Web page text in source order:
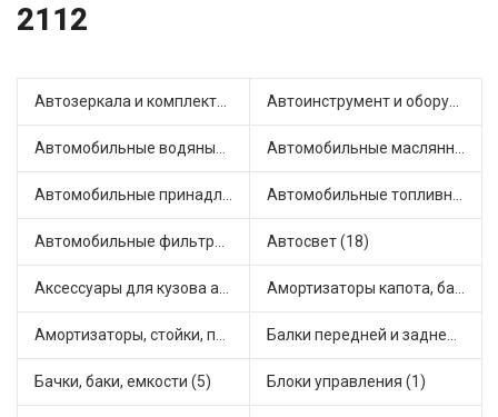
2112
Автозеркала и комплектующие (4) Автоинструмент и оборудование (3)
Автомобильные водяные насосы (9) Автомобильные маслянные насосы (4)
Автомобильные принадлежности и аксессуары (3) Автомобильные топливные насосы (22)
Автомобильные фильтры (1) Автосвет (18)
Аксессуары для кузова автомобиля (2) Амортизаторы капота, багажника (17)
Амортизаторы, стойки, подушки стоек (36) Балки передней и задней подвески (1)
Бачки, баки, емкости (5) Блоки управления (1)